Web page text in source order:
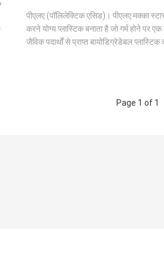
पीएलए (पॉलिलेक्टिक एसिड)। पीएलए मक्का
करने योग्य प्लास्टिक बनाता है जो गर्म होने पर
जैविक पदार्थों से प्राप्त बायोडिग्रेडेबल
Page 1 of 1